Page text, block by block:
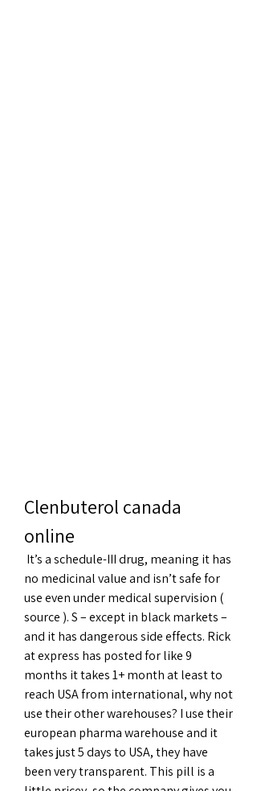
Clenbuterol canada
online
no medicinal value and isn’t safe for
use even under medical supervision (
source ). S – except in black markets –
and it has dangerous side effects. Rick
at express has posted for like 9
months it takes 1+ month at least to
reach USA from international, why not
use their other warehouses? I use their
european pharma warehouse and it
takes just 5 days to USA, they have
been very transparent. This pill is a